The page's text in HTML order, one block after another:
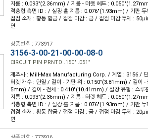
지름 : 0.093"(2.36mm) / 지름 - 터렛 헤드 :
적층형 측면 ID : / 실장 홀 지름 : 0.076"(1.93mm) / 기판
접점 소재 : 황동 합금 / 접점 마감 : 금 / 접점 마감 두께 :
연
상품번호 : 773917
3156-3-00-21-00-00-08-0
CIRCUIT PIN PRNTD .150" .051"
제조사 : Mill-Max Manufacturing Corp. / 계열 : 3156 / 단
터렛 개수 : 단일 / 길이 - 기판 위 : 0.150"(3.81mm) / 길이 -
5mm) / 길이 - 전체 : 0.410"(10.41mm) / 실장 유형 : 스루
지름 : 0.093"(2.36mm) / 지름 - 터렛 헤드 :
적층형 측면 ID : / 실장 홀 지름 : 0.076"(1.93mm) / 기판
접점 소재 : 황동 합금 / 접점 마감 : 금 / 접점 마감 두께 :
연